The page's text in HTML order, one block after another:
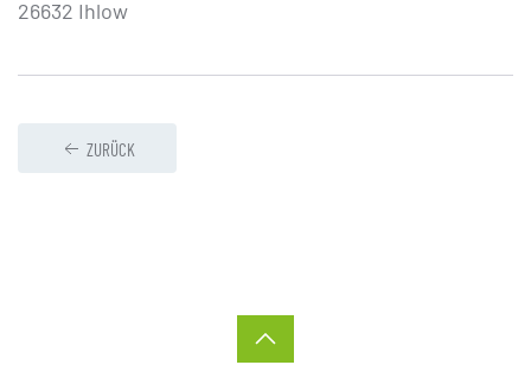
26632 Ihlow
ZURÜCK